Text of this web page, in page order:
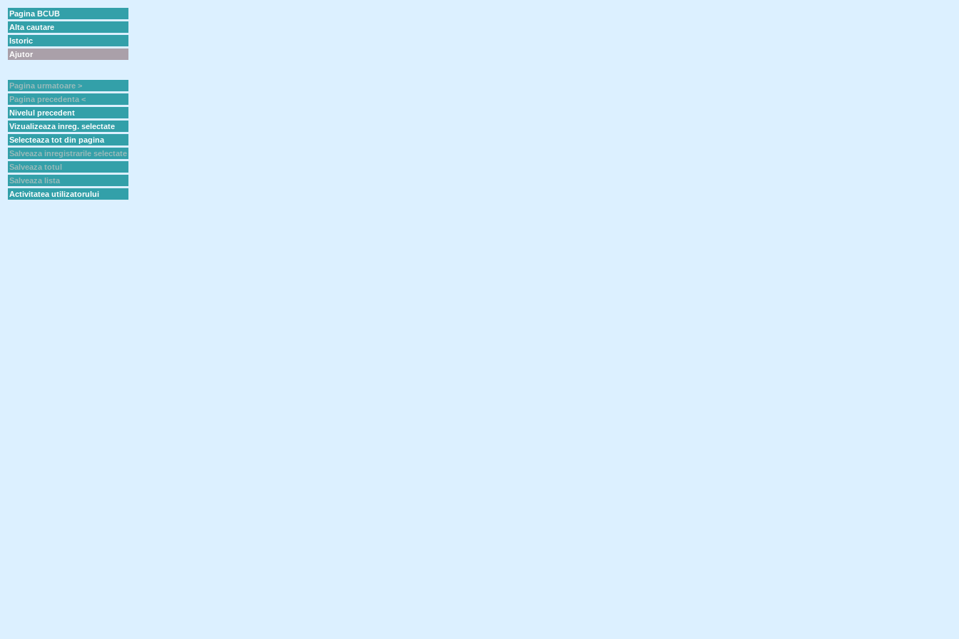
Pagina BCUB
Alta cautare
Istoric
Ajutor
Pagina urmatoare >
Pagina precedenta <
Nivelul precedent
Vizualizeaza inreg. selectate
Selecteaza tot din pagina
Salveaza inregistrarile selectate
Salveaza totul
Salveaza lista
Activitatea utilizatorului